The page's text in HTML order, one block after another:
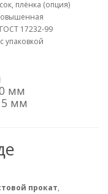
плёнка (опция)
17232-99
упаковкой
мм
5 мм
прокат,